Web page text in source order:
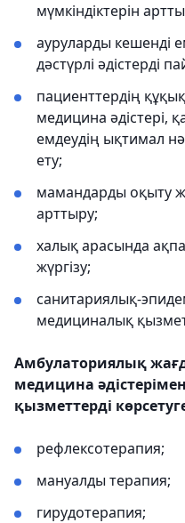
мүмкіндіктерін
ауруларды кешенді
дәстүрлі әдістерді
пациенттердің
медицина әдістері,
емдеудің ықтимал
ету;
мамандарды оқыту
арттыру;
халық арасында
жүргізу;
санитариялық-
медициналық
Амбулаториялық
медицина
қызметтерді
рефлексотерапия;
мануалды терапия;
гирудотерапия;